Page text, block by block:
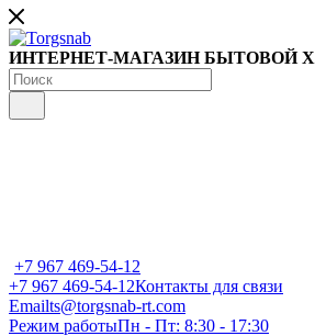
ИНТЕРНЕТ-МАГАЗИН
+7 967 469-54-12
+7 967 469-54-12Контакты для связи
Emailts@torgsnab-rt.com
Режим работыПн - Пт: 8:30 - 17:30